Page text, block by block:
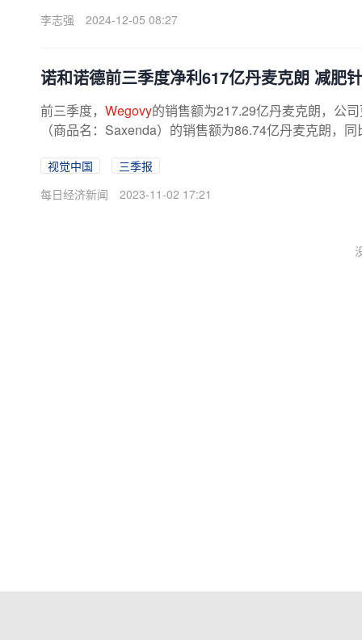
李志强
2024-12-05 08:27
诺和诺德前三季度净利617亿丹麦克朗 减肥针
前三季度， Wegovy的销售额为217.29亿丹麦克朗，公
（商品名：Saxenda）的销售额为86.74亿丹麦克朗，
视觉中国
三季报
每日经济新闻
2023-11-02 17:21